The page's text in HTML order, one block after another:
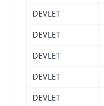
DEVLET
DEVLET
DEVLET
DEVLET
DEVLET